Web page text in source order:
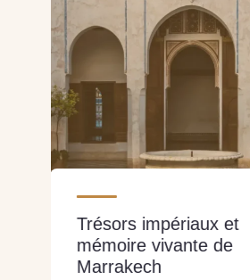
Exploration
des souks et de
place Jemaa El-